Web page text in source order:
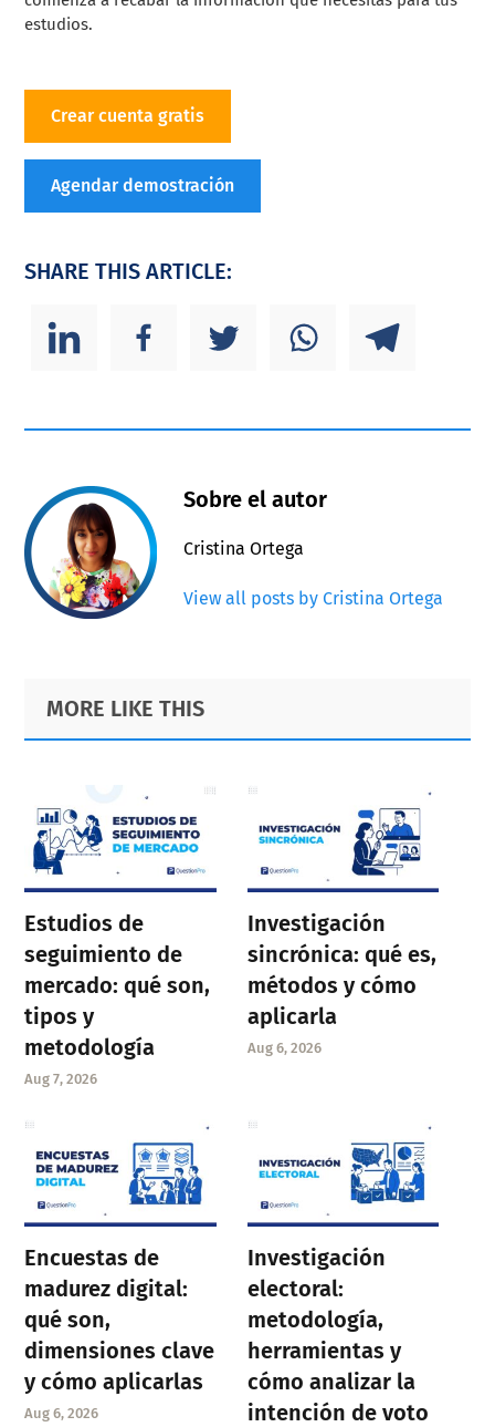
estudios.
Crear cuenta gratis
Agendar demostración
SHARE THIS ARTICLE:
Sobre el autor
Cristina Ortega
View all posts by Cristina Ortega
Primary
Sidebar
Footer
MORE LIKE THIS
Estudios de
seguimiento de
mercado: qué son,
tipos y
metodología
Aug 7, 2026
Investigación
sincrónica: qué es,
métodos y cómo
aplicarla
Aug 6, 2026
Encuestas de
madurez digital:
qué son,
dimensiones clave
y cómo aplicarlas
Aug 6, 2026
Investigación
electoral:
metodología,
herramientas y
cómo analizar la
intención de voto